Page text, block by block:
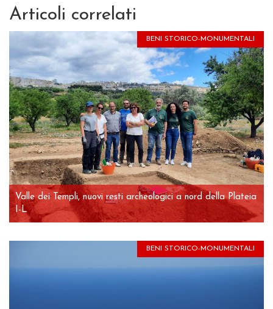
Articoli correlati
BENI STORICO-MONUMENTALI
Valle dei Templi, nuovi resti archeologici a nord della Plateia
I-L
BENI STORICO-MONUMENTALI